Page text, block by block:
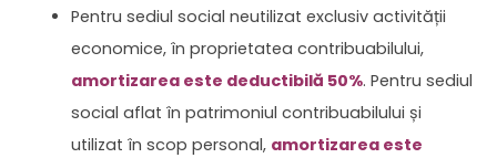
Pentru sediul social neutilizat exclusiv activității
economice, în proprietatea contribuabilului,
amortizarea este deductibilă 50%. Pentru sediul
social aflat în patrimoniul contribuabilului și
utilizat în scop personal, amortizarea este